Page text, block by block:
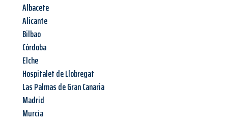
Albacete
Alicante
Bilbao
Córdoba
Elche
Hospitalet de Llobregat
Las Palmas de Gran Canaria
Madrid
Murcia